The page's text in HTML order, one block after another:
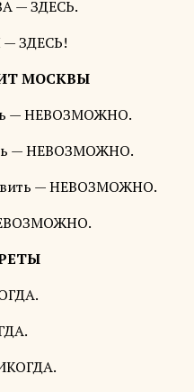
— ЗДЕСЬ.
ЗДЕСЬ!
МОСКВЫ
— НЕВОЗМОЖНО.
— НЕВОЗМОЖНО.
— НЕВОЗМОЖНО.